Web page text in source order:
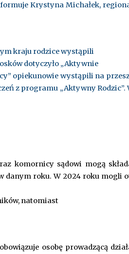
Krystyna Michałek,
kraju rodzice wystąpili
dotyczyło „Aktywnie
opiekunowie wystąpili na
z programu „Aktywny Rodzic”.
komornicy sądowi mogą
danym roku. W 2024 roku
natomiast
osobę prowadzącą